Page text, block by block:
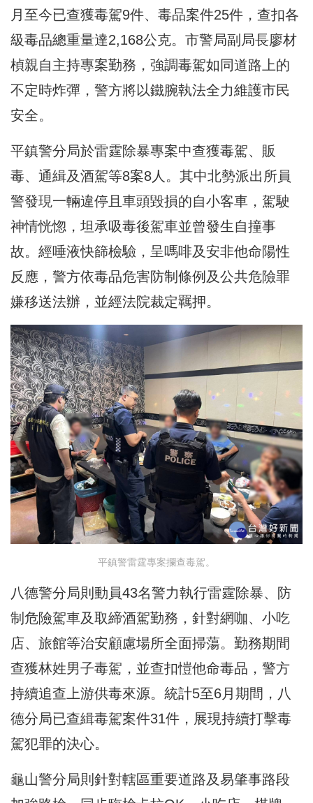
月至今已查獲毒駕9件、毒品案件25件，查扣各
級毒品總重量達2,168公克。市警局副局長廖材
楨親自主持專案勤務，強調毒駕如同道路上的
不定時炸彈，警方將以鐵腕執法全力維護市民
安全。
平鎮警分局於雷霆除暴專案中查獲毒駕、販
毒、通緝及酒駕等8案8人。其中北勢派出所員
警發現一輛違停且車頭毀損的自小客車，駕駛
神情恍惚，坦承吸毒後駕車並曾發生自撞事
故。經唾液快篩檢驗，呈嗎啡及安非他命陽性
反應，警方依毒品危害防制條例及公共危險罪
嫌移送法辦，並經法院裁定羈押。
平鎮警雷霆專案攔查毒駕。
八德警分局則動員43名警力執行雷霆除暴、防
制危險駕車及取締酒駕勤務，針對網咖、小吃
店、旅館等治安顧慮場所全面掃蕩。勤務期間
查獲林姓男子毒駕，並查扣愷他命毒品，警方
持續追查上游供毒來源。統計5至6月期間，八
德分局已查緝毒駕案件31件，展現持續打擊毒
駕犯罪的決心。
龜山警分局則針對轄區重要道路及易肇事路段